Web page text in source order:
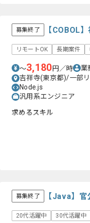
募集終了 【COBOL
リモートOK 長期案件
〜3,180円／時 業
吉祥寺(東京都)/一部
Node.js
汎用系エンジニア
求めるスキル
募集終了 【Java】
20代活躍中 30代活躍中